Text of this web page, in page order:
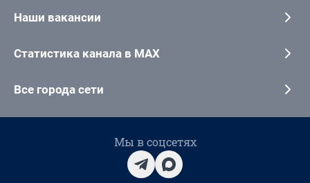
Наши вакансии
Статистика канала в MAX
Все города сети
Мы в соцсетях